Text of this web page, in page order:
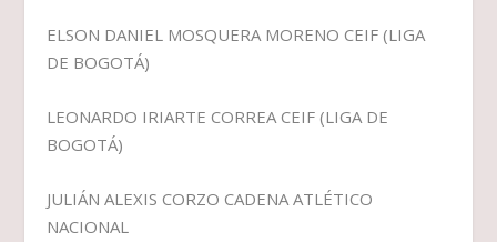
ELSON DANIEL MOSQUERA MORENO CEIF (LIGA
DE BOGOTÁ)
LEONARDO IRIARTE CORREA CEIF (LIGA DE
BOGOTÁ)
JULIÁN ALEXIS CORZO CADENA ATLÉTICO
NACIONAL